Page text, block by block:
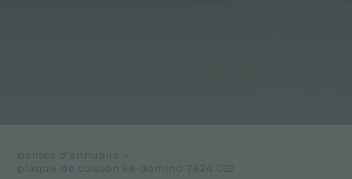
balises d'annuaire
>
plaque de cuisson ke domino 7624 032